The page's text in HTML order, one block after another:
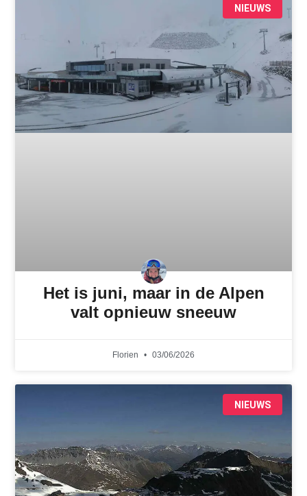
NIEUWS
Het is juni, maar in de Alpen
valt opnieuw sneeuw
Florien 03/06/2026
NIEUWS